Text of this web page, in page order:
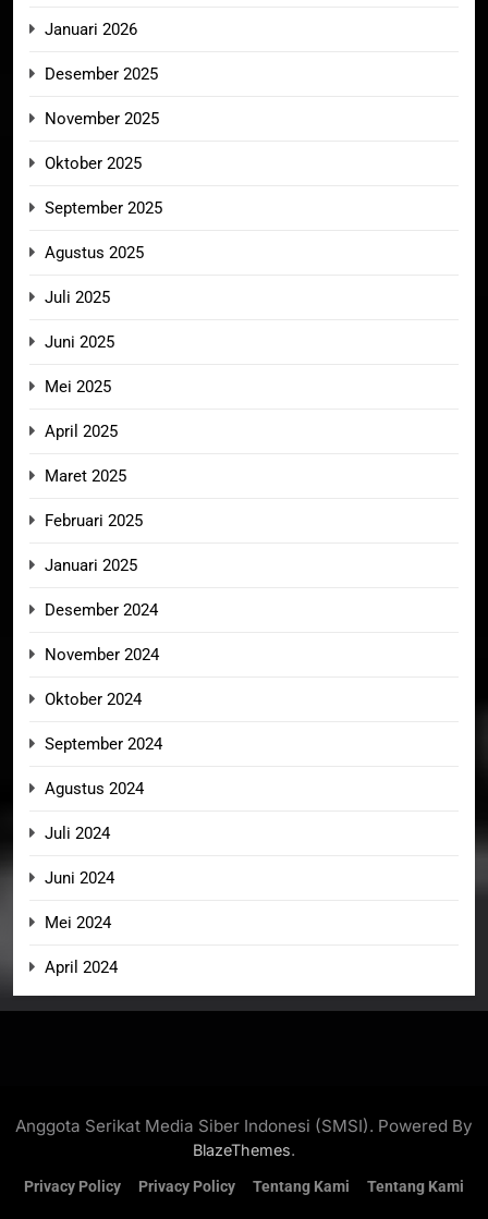
Januari 2026
Desember 2025
November 2025
Oktober 2025
September 2025
Agustus 2025
Juli 2025
Juni 2025
Mei 2025
April 2025
Maret 2025
Februari 2025
Januari 2025
Desember 2024
November 2024
Oktober 2024
September 2024
Agustus 2024
Juli 2024
Juni 2024
Mei 2024
April 2024
Anggota Serikat Media Siber Indonesi (SMSI). Powered By
BlazeThemes.
Privacy Policy Privacy Policy Tentang Kami Tentang Kami